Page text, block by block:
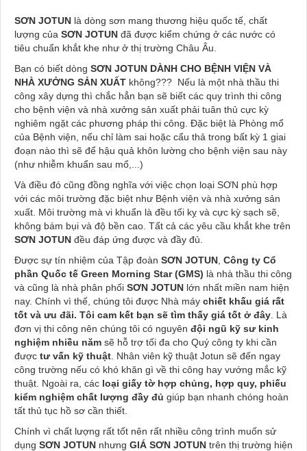
SƠN JOTUN là dòng sơn mang thương hiệu quốc tế, chất
lượng của SƠN JOTUN đã được kiểm chứng ở các nước có
tiêu chuẩn khắt khe như ở thị trường Châu Âu.
Bạn có biết dòng SƠN JOTUN DÀNH CHO BỆNH VIỆN VÀ
NHÀ XƯỞNG SẢN XUẤT không??? Nếu là một nhà thầu thi
công xây dựng thì chắc hẳn bạn sẽ biết các quy trình thi công
cho bệnh viện và nhà xưởng sản xuất phải tuân thủ cực kỳ
nghiêm ngặt các phương pháp thi công. Đặc biệt là Phòng mổ
của Bệnh viện, nếu chỉ làm sai hoặc cẩu thả trong bất kỳ 1 giai
đoạn nào thì sẽ để hậu quả khôn lường cho bệnh viện sau này
(như nhiễm khuẩn sau mổ,...)
Và điều đó cũng đồng nghĩa với việc chọn loại SƠN phù hợp
với các môi trường đặc biệt như Bệnh viện và nhà xưởng sản
xuất. Môi trường mà vi khuẩn là đều tối kỵ và cực kỳ sạch sẽ,
không bám bụi và độ bền cao. Tất cả các yêu cầu khắt khe trên
SƠN JOTUN đều đáp ứng được và đầy đủ.
Được sự tín nhiệm của Tập đoàn SƠN JOTUN, Công ty Cổ
phần Quốc tế Green Morning Star (GMS) là nhà thầu thi công
và cũng là nhà phân phối SƠN JOTUN lớn nhất miền nam hiện
nay. Chính vì thế, chúng tôi được Nhà máy chiết khấu giá rất
tốt và ưu đãi. Tôi cam kết bạn sẽ tìm thấy giá tốt ở đây. Là
đơn vị thi công nên chúng tôi có nguyên đội ngũ kỹ sư kinh
nghiệm nhiều năm sẽ hỗ trợ tối đa cho Quý công ty khi cần
được tư vấn kỹ thuật. Nhân viên kỹ thuật Jotun sẽ đến ngay
công trường nếu có khó khăn gì về thi công hay vướng mắc kỹ
thuật. Ngoài ra, các loại giấy tờ hợp chủng, hợp quy, phiếu
kiểm nghiệm chất lượng đầy đủ giúp bạn nhanh chóng hoàn
tất thủ tục hồ sơ cần thiết.
Chính vì chất lượng rất tốt nên rất nhiều công trình muốn sử
dụng SƠN JOTUN nhưng GIÁ SƠN JOTUN trên thị trường hiện